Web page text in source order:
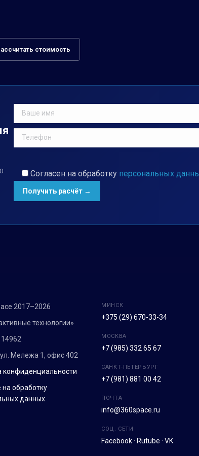
стоимость
Согласен на обработку персональных
2017–2026
технологии»
Мележа 1, офис 402
конфиденциальности
на обработку
данных
МИНСК
+375 (29) 670-33-34
МОСКВА
+7 (985) 332 65 67
САНКТ-ПЕТЕРБУРГ
+7 (981) 881 00 42
ПОЧТА
info@360space.ru
СОЦ. СЕТИ
Facebook· Rutube · VK